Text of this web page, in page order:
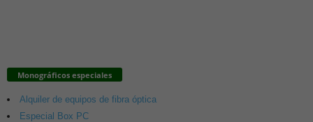
Monográficos especiales
Alquiler de equipos de fibra óptica
Especial Box PC